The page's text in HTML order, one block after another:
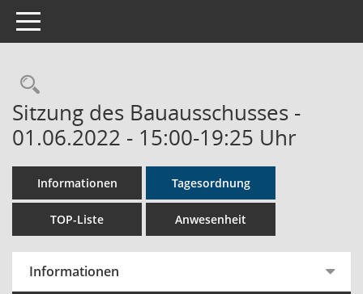
Toggle navigation
Rechercheauswahl
Sitzung des Bauausschusses -
01.06.2022 - 15:00-19:25 Uhr
Informationen Tagesordnung
TOP-Liste Anwesenheit
Informationen